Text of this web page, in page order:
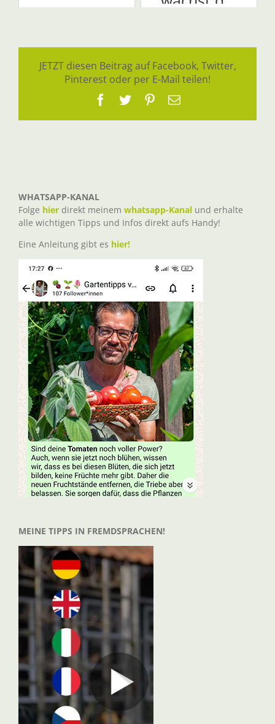
JETZT diesen Beitrag auf Facebook, Twitter,
Pinterest oder per E-Mail teilen!
Facebook
TwitterPinterest
E-
WHATSAPP-KANAL
Folge hier direkt meinem whatsapp-Kanal und erhalte
alle wichtigen Tipps und Infos direkt aufs Handy!
Eine Anleitung gibt es hier!
MEINE TIPPS IN FREMDSPRACHEN!